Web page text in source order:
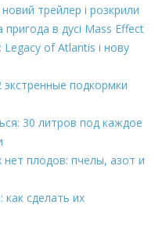
трейлер і розкрили
в дусі Mass Effect
of Atlantis і нову
экстренные подкормки
30 литров под каждое
плодов: пчелы, азот и
сделать их